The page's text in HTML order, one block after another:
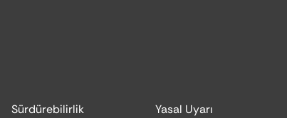
Sürdürebilirlik
Yasal Uyarı